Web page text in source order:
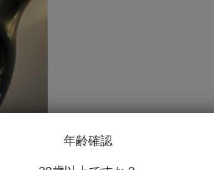
年齢確認